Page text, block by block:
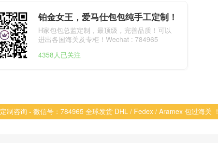
铂金女王，爱马仕包包纯手工定制！
H家包包总监定制，最顶级，完善品质！可以
进出各国海关及专柜！Wechat : 784965
4358人已关注
定制咨询 - 微信号：784965 全球发货 DHL / Fedex / Aramex 包过海关 ！